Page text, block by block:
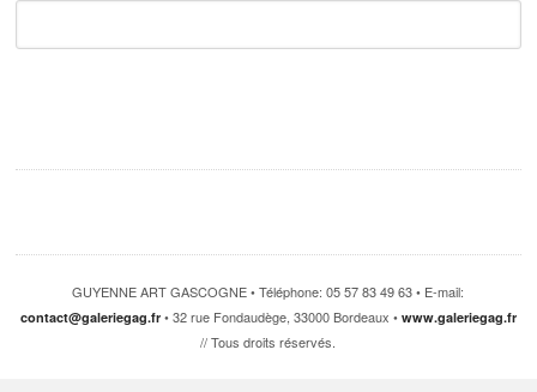
GUYENNE ART GASCOGNE • Téléphone: 05 57 83 49 63 • E-mail:
contact@galeriegag.fr• 32 rue Fondaudège, 33000 Bordeaux • www.galeriegag.fr
// Tous droits réservés.